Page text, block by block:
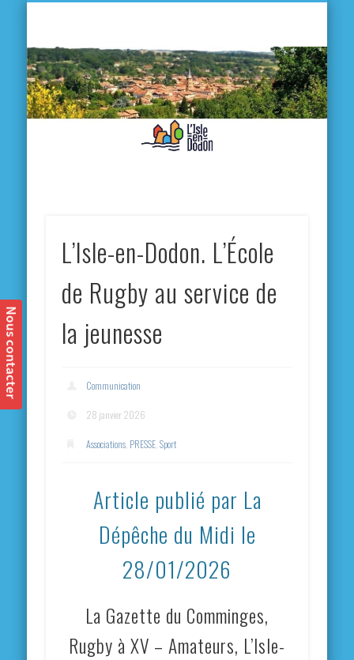
L’Isle-en-Dodon. L’École
de Rugby au service de
la jeunesse
Communication
28 janvier 2026
Associations PRESSE ,Sport
Article publié par La
Dépêche du Midi le
28/01/2026
La Gazette du Comminges,
Rugby à XV – Amateurs, L’Isle-